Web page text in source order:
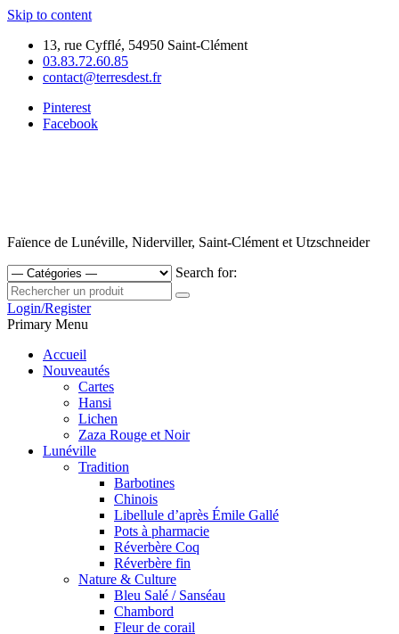
Skip to content
13, rue Cyfflé, 54950 Saint-Clément
03.83.72.60.85
contact@terresdest.fr
Pinterest
Facebook
Faïence de Lunéville, Niderviller, Saint-Clément et Utzschneider
Search for:
Login/Register
Primary Menu
Accueil
Nouveautés
Cartes
Hansi
Lichen
Zaza Rouge et Noir
Lunéville
Tradition
Barbotines
Chinois
Libellule d’après Émile Gallé
Pots à pharmacie
Réverbère Coq
Réverbère fin
Nature & Culture
Bleu Salé / Sanséau
Chambord
Fleur de corail